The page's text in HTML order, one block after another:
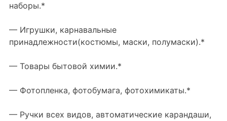
наборы.*
— Игрушки, карнавальные
принадлежности(костюмы, маски, полумаски).*
— Товары бытовой химии.*
— Фотопленка, фотобумага, фотохимикаты.*
— Ручки всех видов, автоматические карандаши,